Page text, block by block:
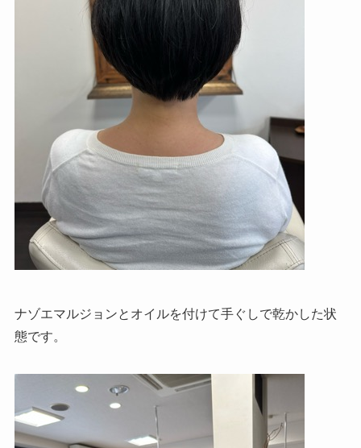
ナゾエマルジョンとオイルを付けて手ぐしで乾かした状
態です。